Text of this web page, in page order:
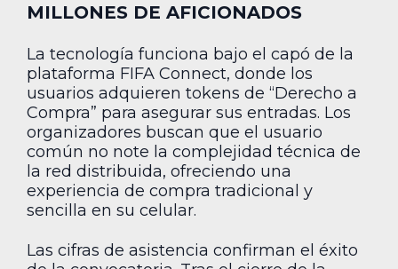
MILLONES DE AFICIONADOS
La tecnología funciona bajo el capó de la
plataforma FIFA Connect, donde los
usuarios adquieren tokens de “Derecho a
Compra” para asegurar sus entradas. Los
organizadores buscan que el usuario
común no note la complejidad técnica de
la red distribuida, ofreciendo una
experiencia de compra tradicional y
sencilla en su celular.
Las cifras de asistencia confirman el éxito